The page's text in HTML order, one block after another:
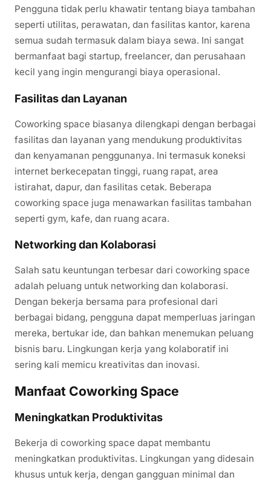
Pengguna tidak perlu khawatir tentang biaya tambahan
seperti utilitas, perawatan, dan fasilitas kantor, karena
semua sudah termasuk dalam biaya sewa. Ini sangat
bermanfaat bagi startup, freelancer, dan perusahaan
kecil yang ingin mengurangi biaya operasional.
Fasilitas dan Layanan
Coworking space biasanya dilengkapi dengan berbagai
fasilitas dan layanan yang mendukung produktivitas
dan kenyamanan penggunanya. Ini termasuk koneksi
internet berkecepatan tinggi, ruang rapat, area
istirahat, dapur, dan fasilitas cetak. Beberapa
coworking space juga menawarkan fasilitas tambahan
seperti gym, kafe, dan ruang acara.
Networking dan Kolaborasi
Salah satu keuntungan terbesar dari coworking space
adalah peluang untuk networking dan kolaborasi.
Dengan bekerja bersama para profesional dari
berbagai bidang, pengguna dapat memperluas jaringan
mereka, bertukar ide, dan bahkan menemukan peluang
bisnis baru. Lingkungan kerja yang kolaboratif ini
sering kali memicu kreativitas dan inovasi.
Manfaat Coworking Space
Meningkatkan Produktivitas
Bekerja di coworking space dapat membantu
meningkatkan produktivitas. Lingkungan yang didesain
khusus untuk kerja, dengan gangguan minimal dan